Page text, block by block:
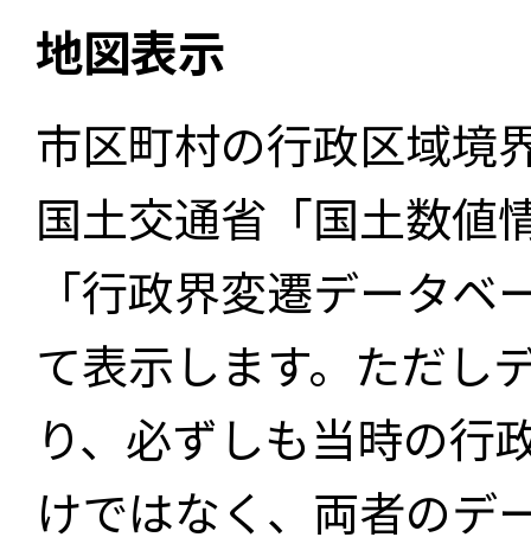
地図表示
市区町村の行政区域境
国土交通省「国土数値
「行政界変遷データ
て表示します。ただし
り、必ずしも当時の行
けではなく、両者のデ